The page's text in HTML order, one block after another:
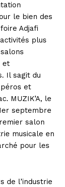
le bien des
Adjafi
plus
et
Il sagit du
et
MUZIK’A, le
septembre
salon
musicale en
pour les
de l’industrie